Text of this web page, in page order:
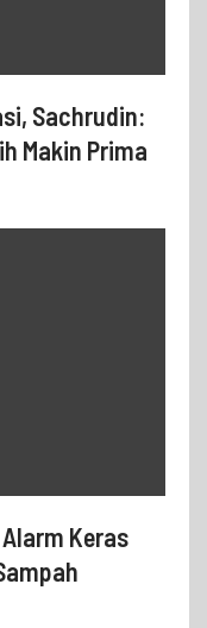
Sachrudin:
Makin Prima
Keras